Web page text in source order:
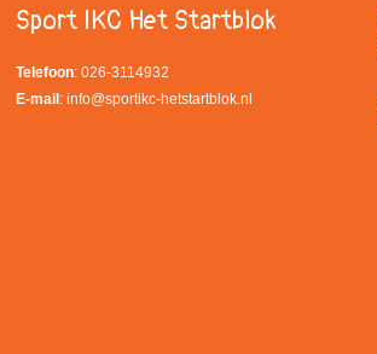
Sport IKC Het Startblok
Telefoon: 026-3114932
E-mail : info@sportikc-hetstartblok.nl